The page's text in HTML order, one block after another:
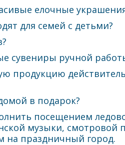
елочные
для семей с детьми?
сувениры ручной
продукцию
в подарок?
посещением
музыки, смотровой
на праздничный город.